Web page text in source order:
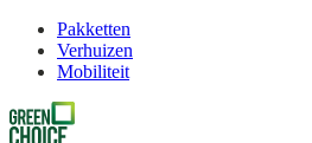
Pakketten
Verhuizen
Mobiliteit